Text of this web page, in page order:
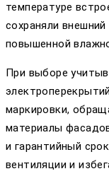
температуре
сохраняли
повышенной
При выборе
маркировки,
материалы
и гарантийный
вентиляции и